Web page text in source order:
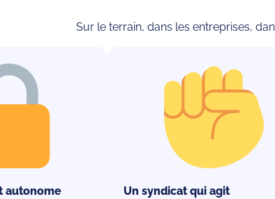
Sur le terrain, dans les entreprises,
autonome Un syndicat qui agit